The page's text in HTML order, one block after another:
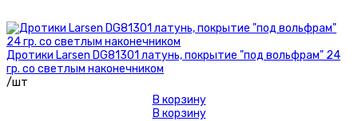
Дротики Larsen DG81301 латунь, покрытие "под вольфрам" 24
гр. со светлым наконечником
/шт
В корзину
В корзину